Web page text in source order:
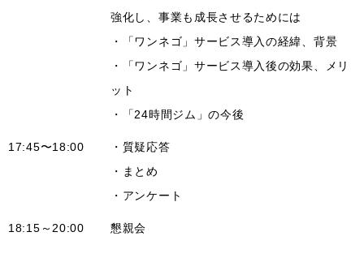
強化し、事業も成長させるためには
・「ワンネゴ」サービス導入の経緯、背景
・「ワンネゴ」サービス導入後の効果、メリ
ット
・「24時間ジム」の今後
17:45〜18:00
・質疑応答
・まとめ
・アンケート
18:15～20:00 懇親会